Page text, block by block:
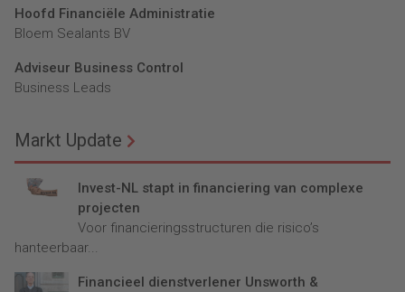
Hoofd Financiële Administratie
Bloem Sealants BV
Adviseur Business Control
Business Leads
Markt Update
Invest-NL stapt in financiering van complexe
projecten
Voor financieringsstructuren die risico’s
hanteerbaar...
Financieel dienstverlener Unsworth &